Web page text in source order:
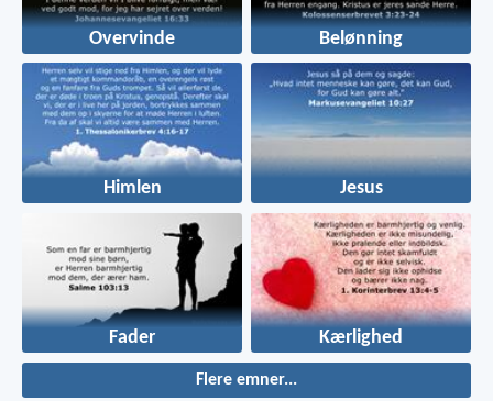
Overvinde Belønning
Himlen Jesus
Fader Kærlighed
Flere emner...